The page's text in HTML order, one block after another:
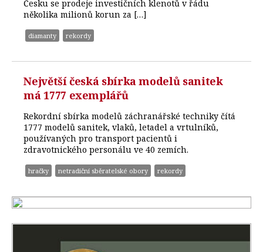
Česku se prodeje investičních klenotů v řádu
několika milionů korun za […]
diamanty rekordy
Největší česká sbírka modelů sanitek
má 1777 exemplářů
Rekordní sbírka modelů záchranářské techniky čítá
1777 modelů sanitek, vlaků, letadel a vrtulníků,
používaných pro transport pacientů i
zdravotnického personálu ve 40 zemích.
hračky netradiční sběratelské obory rekordy